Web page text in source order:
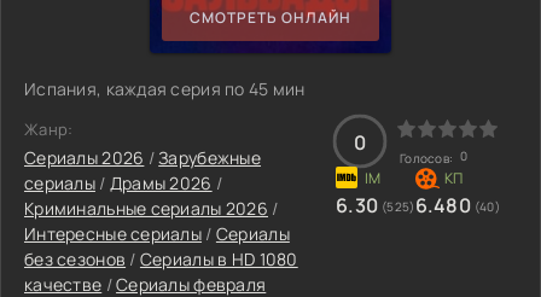
СМОТРЕТЬ ОНЛАЙН
Испания, каждая серия по 45 мин
Жанр:
Сериалы 2026 /Зарубежные
сериалы/ Драмы 2026 /
Криминальные сериалы 2026 /
Интересные сериалы / Сериалы
без сезонов / Сериалы в HD 1080
качестве /Сериалы февраля
0
Голосов: 0
6.30 (525) 6.480 (40)